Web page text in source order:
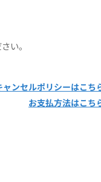
い。
ャンセルポリシーはこち
お支払方法はこち